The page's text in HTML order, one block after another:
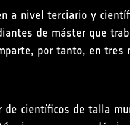
a nivel terciario y
de máster que
por tanto, en
de científicos de talla